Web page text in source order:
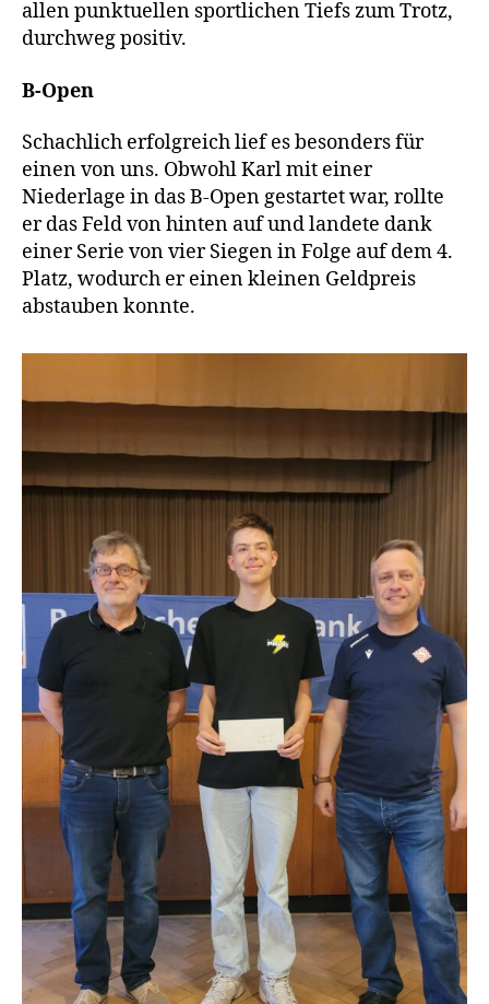
allen punktuellen sportlichen Tiefs zum Trotz,
durchweg positiv.
B-Open
Schachlich erfolgreich lief es besonders für
einen von uns. Obwohl Karl mit einer
Niederlage in das B-Open gestartet war, rollte
er das Feld von hinten auf und landete dank
einer Serie von vier Siegen in Folge auf dem 4.
Platz, wodurch er einen kleinen Geldpreis
abstauben konnte.